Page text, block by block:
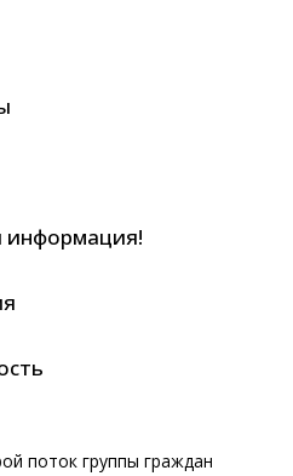
информация!
поток группы граждан